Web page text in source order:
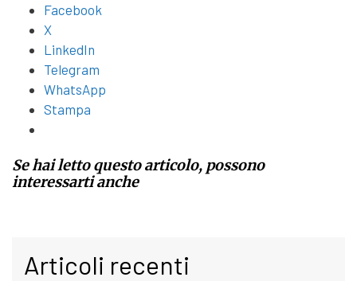
Facebook
X
LinkedIn
Telegram
WhatsApp
Stampa
Se hai letto questo articolo, possono
interessarti anche
Articoli recenti